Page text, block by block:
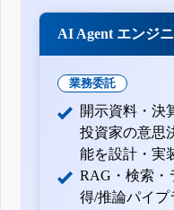
AI Agent エンジ
業務委託
開示資料・決
投資家の意思
能を設計・実
RAG・検索・
得/推論パイ